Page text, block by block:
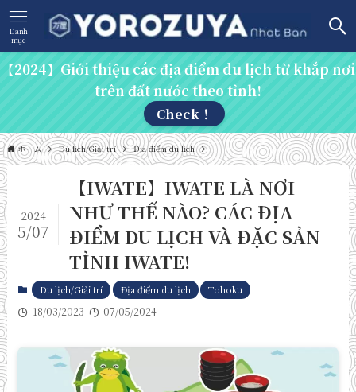
Danh
mục
【2024】Giới thiệu các địa điểm du lịch từ khắp nơi
trên đất nước theo tỉnh!
Check！
ホーム Du lịch/Giải trí Địa điểm du lịch
【IWATE】IWATE LÀ NƠI
NHƯ THẾ NÀO? CÁC ĐỊA
ĐIỂM DU LỊCH VÀ ĐẶC SẢN
TỈNH IWATE!
2024
5/07
Du lịch/Giải trí Địa điểm du lịch Tohoku
18/03/2023 07/05/2024